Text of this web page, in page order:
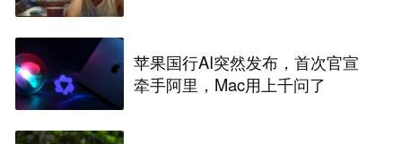
苹果国行AI突然发布，首次官宣
牵手阿里，Mac用上千问了